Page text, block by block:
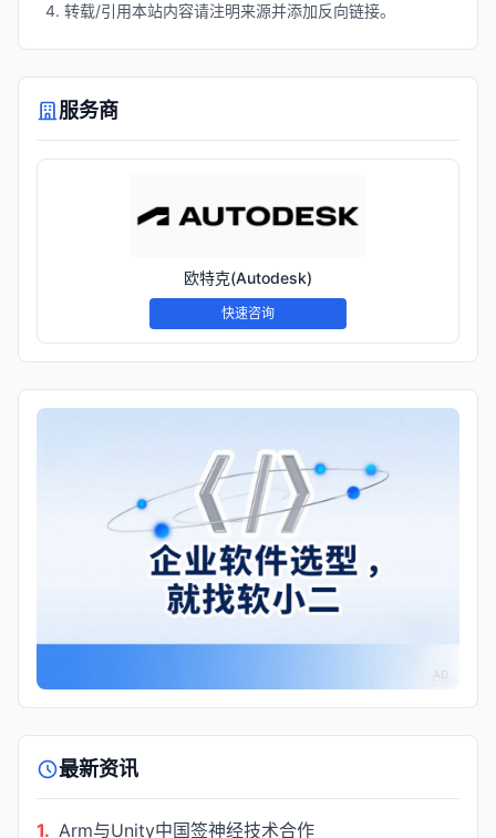
4. 转载/引用本站内容请注明来源并添加反向链接。
服务商
欧特克(Autodesk)
快速咨询
AD
最新资讯
1. Arm与Unity中国签神经技术合作